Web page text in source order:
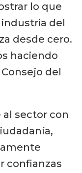
lo que
industria del
desde cero.
haciendo
del
al sector con
confianzas